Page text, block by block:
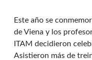
Este año se
de Viena y los
ITAM decidieron
Asistieron más de